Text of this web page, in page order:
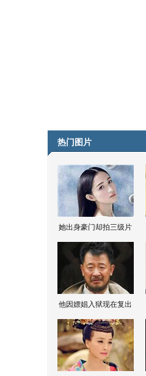
热门图片
她出身豪门却拍三级片
他因嫖娼入狱现在复出